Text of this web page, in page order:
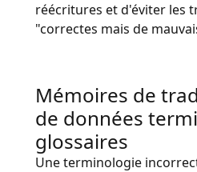
réécritures et d'éviter les
"correctes mais de
Mémoires de
de données
glossaires
Une terminologie